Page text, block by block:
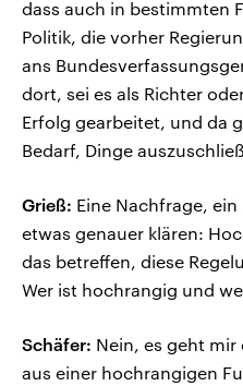
dass auch in bestimmten
Politik, die vorher
ans
dort, sei es als Richter
Erfolg gearbeitet, und da
Bedarf, Dinge
Grieß: Eine Nachfrage,
etwas genauer klären:
das betreffen, diese
Wer ist hochrangig und
Schäfer: Nein, es geht mir
aus einer hochrangigen